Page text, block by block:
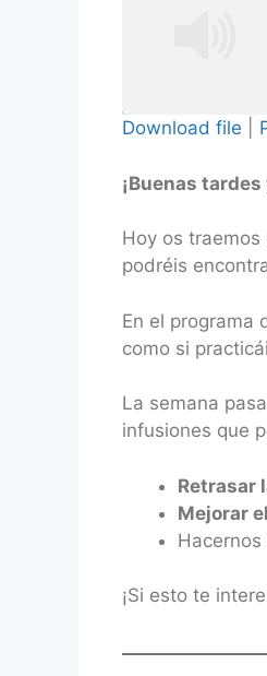
RSS FEED
EMBED
Download file
¡Buenas
Hoy os traemos
podréis
En el programa
como si
La semana
infusiones que
Retrasar
Mejorar
¡Si esto te